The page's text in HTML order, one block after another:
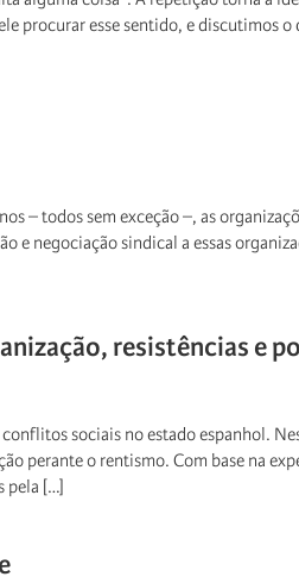
procurar esse sentido, e discutimos
– todos sem exceção –, as
e negociação sindical a essas
resistências e
sociais no estado espanhol.
perante o rentismo. Com base na
pela […]